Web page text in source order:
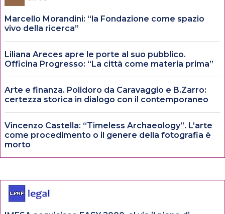
Marcello Morandini: “la Fondazione come spazio
vivo della ricerca”
Liliana Areces apre le porte al suo pubblico.
Officina Progresso: “La città come materia prima”
Arte e finanza. Polidoro da Caravaggio e B.Zarro:
certezza storica in dialogo con il contemporaneo
Vincenzo Castella: “Timeless Archaeology”. L’arte
come procedimento o il genere della fotografia è
morto